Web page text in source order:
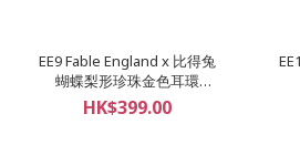
EE9 Fable England x 比得兔
蝴蝶梨形珍珠金色耳環
40649 072326
HK$399.00